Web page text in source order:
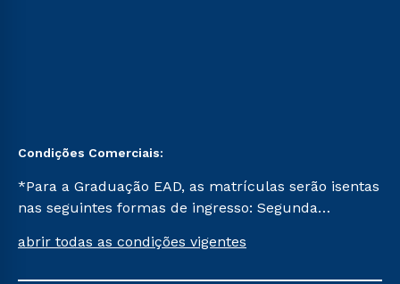
Condições Comerciais:
*Para a Graduação EAD, as matrículas serão isentas
nas seguintes formas de ingresso: Segunda
Já para as demais, a taxa de matrícula será de R$
abrir todas as condições vigentes